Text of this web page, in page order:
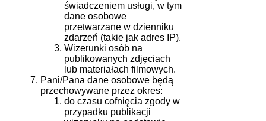
świadczeniem usługi, w tym
dane osobowe
przetwarzane w dzienniku
zdarzeń (takie jak adres IP).
Wizerunki osób na
publikowanych zdjęciach
lub materiałach filmowych.
Pani/Pana dane osobowe będą
przechowywane przez okres:
do czasu cofnięcia zgody w
przypadku publikacji